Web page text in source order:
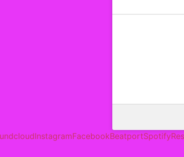
InstagramFacebookBeatportSpotify